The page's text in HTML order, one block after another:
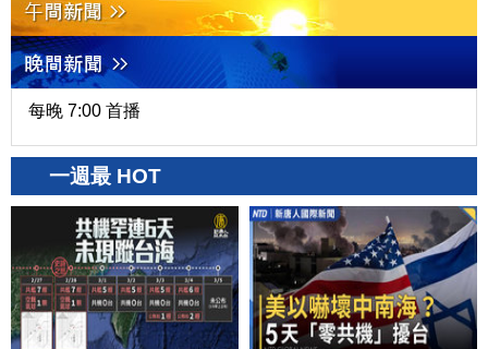
每晚 7:00 首播
一週最 HOT